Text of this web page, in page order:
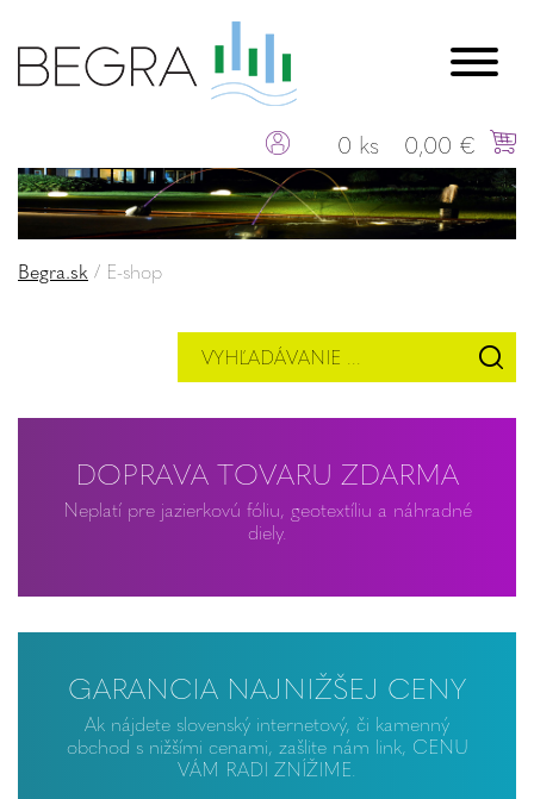
0 ks 0,00 €
Begra.sk / E-shop
DOPRAVA TOVARU ZDARMA
Neplatí pre jazierkovú fóliu, geotextíliu a náhradné
diely.
GARANCIA NAJNIŽŠEJ CENY
Ak nájdete slovenský internetový, či kamenný
obchod s nižšími cenami, zašlite nám link, CENU
VÁM RADI ZNÍŽIME.